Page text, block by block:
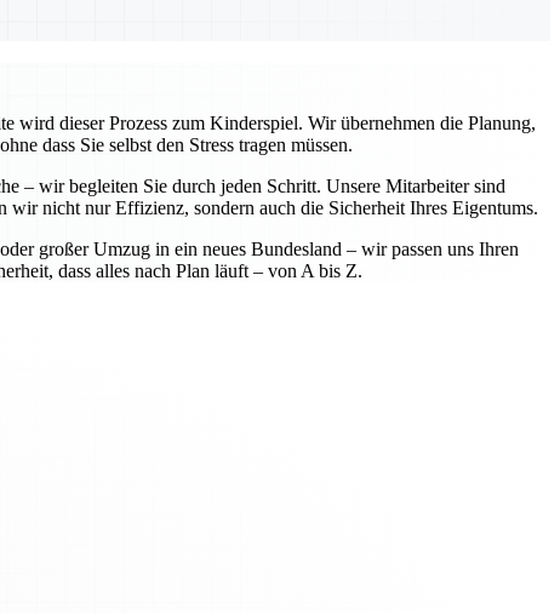
wird dieser Prozess zum Kinderspiel. Wir übernehmen die Planung,
dass Sie selbst den Stress tragen müssen.
– wir begleiten Sie durch jeden Schritt. Unsere Mitarbeiter sind
wir nicht nur Effizienz, sondern auch die Sicherheit Ihres Eigentums.
großer Umzug in ein neues Bundesland – wir passen uns Ihren
dass alles nach Plan läuft – von A bis Z.